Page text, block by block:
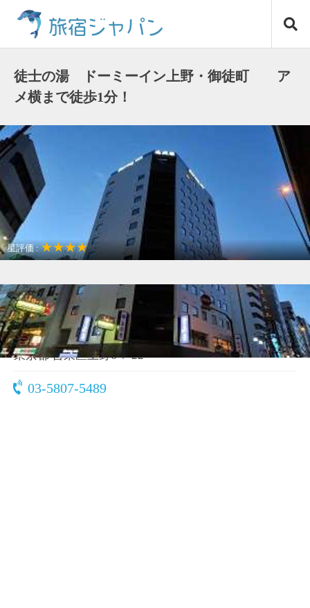
キ
ッ
プ
旅宿ジャパン
徒士の湯 ドーミーイン上野・御徒町 ア
メ横まで徒歩1分！
星評価 :★★★★
アクセスが良い
〒110-0005
東京都 台東区上野6-7-22
03-5807-5489